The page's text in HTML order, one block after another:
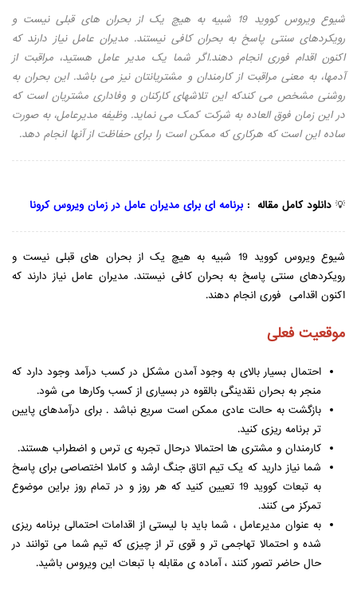
شیوع ویروس کووید 19 شبیه به هیچ یک از بحران های قبلی نیست و
رویکردهای سنتی پاسخ به بحران کافی نیستند. مدیران عامل نیاز دارند که
اکنون اقدام فوری انجام دهند.اگر شما یک مدیر عامل هستید، مراقبت از
آدمها، به معنی مراقبت از کارمندان و مشتریانتان نیز می باشد. این بحران به
روشنی مشخص می کندکه این تلاشهای کارکنان و وفاداری مشتریان است که
در این زمان فوق العاده به شرکت کمک می نماید. وظیفه مدیرعامل، به صورت
ساده این است که هرکاری که ممکن است را برای حفاظت از آنها انجام دهد.
💡 دانلود کامل مقاله :برنامه ای برای مدیران عامل در زمان ویروس کرونا
شیوع ویروس کووید 19 شبیه به هیچ یک از بحران های قبلی نیست و
رویکردهای سنتی پاسخ به بحران کافی نیستند. مدیران عامل نیاز دارند که
اکنون اقدامی فوری انجام دهند.
موقعیت فعلی
احتمال بسیار بالای به وجود آمدن مشکل در کسب درآمد وجود دارد که
منجر به بحران نقدینگی بالقوه در بسیاری از کسب وکارها می شود.
بازگشت به حالت عادی ممکن است سریع نباشد . برای درآمدهای پایین
تر برنامه ریزی کنید.
کارمندان و مشتری ها احتمالا درحال تجربه ی ترس و اضطراب هستند.
شما نیاز دارید که یک تیم اتاق جنگ ارشد و کاملا اختصاصی برای پاسخ
به تبعات کووید 19 تعیین کنید که هر روز و در تمام روز براین موضوع
تمرکز می کنند.
به عنوان مدیرعامل ، شما باید با لیستی از اقدامات احتمالی برنامه ریزی
شده و احتمالا تهاجمی تر و قوی تر از چیزی که تیم شما می توانند در
حال حاضر تصور کنند ، آماده ی مقابله با تبعات این ویروس باشید.